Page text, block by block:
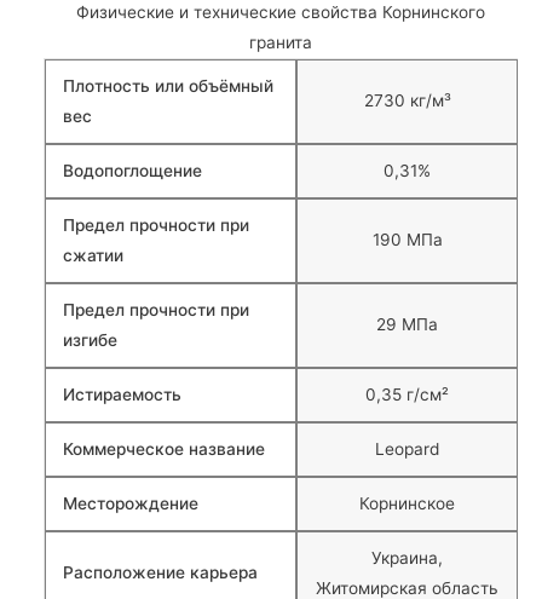
Физические и технические свойства Корнинского
гранита
Плотность или объёмный
вес
2730 кг/м³
Водопоглощение 0,31%
Предел прочности при
сжатии
190 МПа
Предел прочности при
изгибе
29 МПа
Истираемость 0,35 г/см²
Коммерческое название Leopard
Месторождение Корнинское
Расположение карьера
Украина,
Житомирская область